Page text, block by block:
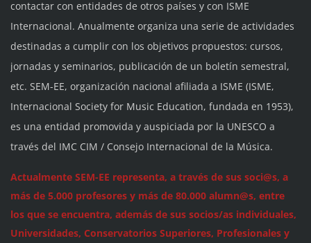
contactar con entidades de otros países y con ISME
Internacional. Anualmente organiza una serie de actividades
destinadas a cumplir con los objetivos propuestos: cursos,
jornadas y seminarios, publicación de un boletín semestral,
etc. SEM-EE, organización nacional afiliada a ISME (ISME,
Internacional Society for Music Education, fundada en 1953),
es una entidad promovida y auspiciada por la UNESCO a
través del IMC CIM / Consejo Internacional de la Música.
Actualmente SEM-EE representa, a través de sus soci@s, a
más de 5.000 profesores y más de 80.000 alumn@s, entre
los que se encuentra, además de sus socios/as individuales,
Universidades, Conservatorios Superiores, Profesionales y